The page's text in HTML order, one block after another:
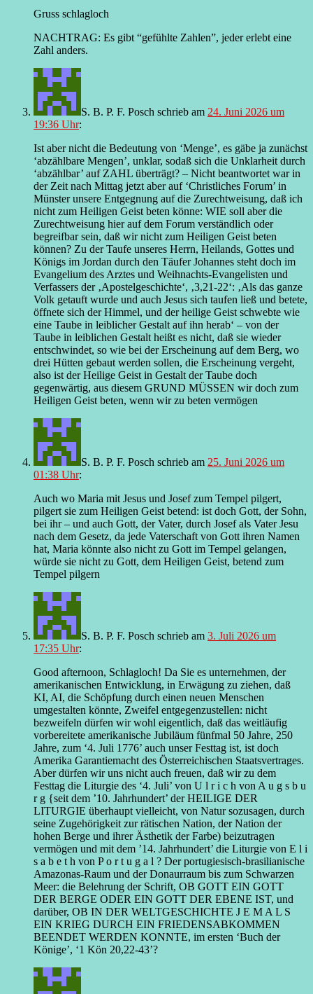
Gruss schlagloch
NACHTRAG: Es gibt “gefühlte Zahlen”, jeder erlebt eine
Zahl anders.
S. B. P. F. Posch schrieb am 24. Juni 2026 um
19:36 Uhr:
Ist aber nicht die Bedeutung von ‘Menge’, es gäbe ja zunächst
‘abzählbare Mengen’, unklar, sodaß sich die Unklarheit durch
‘abzählbar’ auf ZAHL überträgt? – Nicht beantwortet war in
der Zeit nach Mittag jetzt aber auf ‘Christliches Forum’ in
Münster unsere Entgegnung auf die Zurechtweisung, daß ich
nicht zum Heiligen Geist beten könne: WIE soll aber die
Zurechtweisung hier auf dem Forum verständlich oder
begreifbar sein, daß wir nicht zum Heiligen Geist beten
können? Zu der Taufe unseres Herrn, Heilands, Gottes und
Königs im Jordan durch den Täufer Johannes steht doch im
Evangelium des Arztes und Weihnachts-Evangelisten und
Verfassers der ‚Apostelgeschichte‘, ‚3,21-22‘: ‚Als das ganze
Volk getauft wurde und auch Jesus sich taufen ließ und betete,
öffnete sich der Himmel, und der heilige Geist schwebte wie
eine Taube in leiblicher Gestalt auf ihn herab‘ – von der
Taube in leiblichen Gestalt heißt es nicht, daß sie wieder
entschwindet, so wie bei der Erscheinung auf dem Berg, wo
drei Hütten gebaut werden sollen, die Erscheinung vergeht,
also ist der Heilige Geist in Gestalt der Taube doch
gegenwärtig, aus diesem GRUND MÜSSEN wir doch zum
Heiligen Geist beten, wenn wir zu beten vermögen
S. B. P. F. Posch schrieb am 25. Juni 2026 um
01:38 Uhr:
Auch wo Maria mit Jesus und Josef zum Tempel pilgert,
pilgert sie zum Heiligen Geist betend: ist doch Gott, der Sohn,
bei ihr – und auch Gott, der Vater, durch Josef als Vater Jesu
nach dem Gesetz, da jede Vaterschaft von Gott ihren Namen
hat, Maria könnte also nicht zu Gott im Tempel gelangen,
würde sie nicht zu Gott, dem Heiligen Geist, betend zum
Tempel pilgern
S. B. P. F. Posch schrieb am 3. Juli 2026 um
17:35 Uhr:
Good afternoon, Schlagloch! Da Sie es unternehmen, der
amerikanischen Entwicklung, in Erwägung zu ziehen, daß
KI, AI, die Schöpfung durch einen neuen Menschen
umgestalten könnte, Zweifel entgegenzustellen: nicht
bezweifeln dürfen wir wohl eigentlich, daß das weitläufig
vorbereitete amerikanische Jubiläum fünfmal 50 Jahre, 250
Jahre, zum ‘4. Juli 1776’ auch unser Festtag ist, ist doch
Amerika Garantiemacht des Österreichischen Staatsvertrages.
Aber dürfen wir uns nicht auch freuen, daß wir zu dem
Festtag die Liturgie des ‘4. Juli’ von U l r i c h von A u g s b u
r g {seit dem ’10. Jahrhundert’ der HEILIGE DER
LITURGIE überhaupt vielleicht, von Natur sozusagen, durch
seine Zugehörigkeit zur rätischen Nation, der Nation der
hohen Berge und ihrer Ästhetik der Farbe) beizutragen
vermögen und mit dem ’14. Jahrhundert’ die Liturgie von E l i
s a b e t h von P o r t u g a l ? Der portugiesisch-brasilianische
Amazonas-Raum und der Donaurraum bis zum Schwarzen
Meer: die Belehrung der Schrift, OB GOTT EIN GOTT
DER BERGE ODER EIN GOTT DER EBENE IST, und
darüber, OB IN DER WELTGESCHICHTE J E M A L S
EIN KRIEG DURCH EIN FRIEDENSABKOMMEN
BEENDET WERDEN KONNTE, im ersten ‘Buch der
Könige’, ‘1 Kön 20,22-43’?